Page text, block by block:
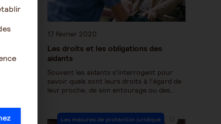
17 février 2020
Les droits et les obligations des
aidants
Souvent les aidants s’interrogent pour
savoir quels sont leurs droits à l’égard de
leur proche, de son entourage ou des…
Les mesures de protection juridique